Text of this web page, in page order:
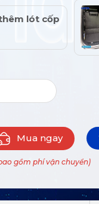
lót cốp
Mua ngay
gồm phí vận chuyển)